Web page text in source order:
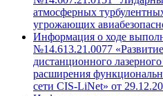
атмосферных
угрожающих
Информация о ходе
№14.613.21.0077
дистанционного
расширения
сети CIS-LiNet» от